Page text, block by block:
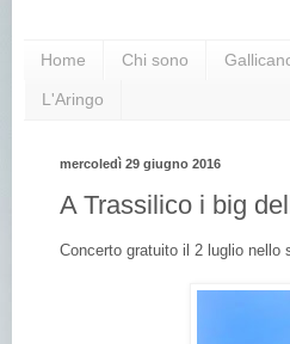
Home Chi sono
L'Aringo
mercoledì 29 giugno 2016
A Trassilico i big
Concerto gratuito il 2 luglio nello